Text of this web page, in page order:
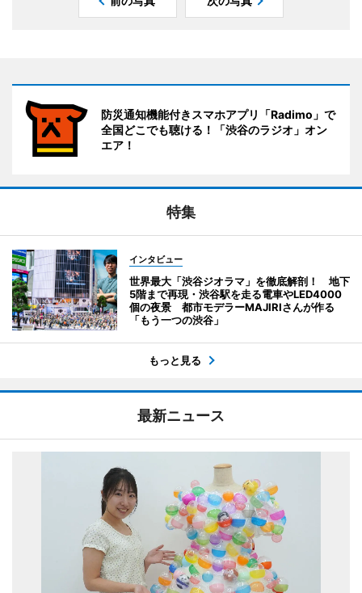
防災通知機能付きスマホアプリ「Radimo」で
全国どこでも聴ける！「渋谷のラジオ」オン
エア！
特集
インタビュー
世界最大「渋谷ジオラマ」を徹底解剖！ 地下
5階まで再現・渋谷駅を走る電車やLED4000
個の夜景 都市モデラーMAJIRIさんが作る
「もう一つの渋谷」
もっと見る
最新ニュース